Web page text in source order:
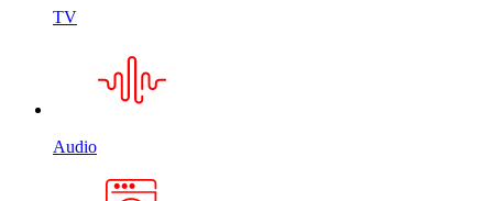
TV
Audio